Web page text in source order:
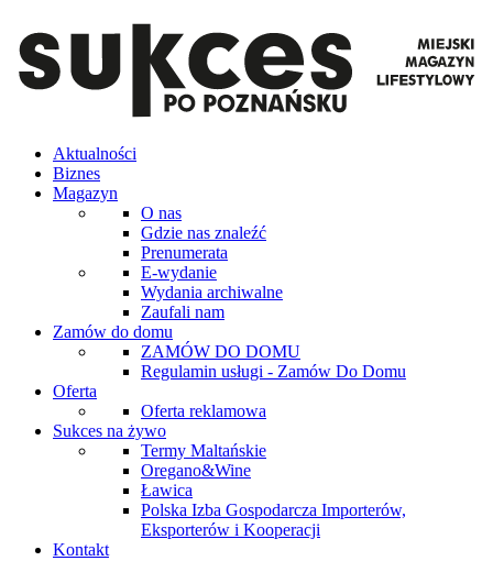
Aktualności
Biznes
Magazyn
O nas
Gdzie nas znaleźć
Prenumerata
E-wydanie
Wydania archiwalne
Zaufali nam
Zamów do domu
ZAMÓW DO DOMU
Regulamin usługi - Zamów Do Domu
Oferta
Oferta reklamowa
Sukces na żywo
Termy Maltańskie
Oregano&Wine
Ławica
Polska Izba Gospodarcza Importerów,
Eksporterów i Kooperacji
Kontakt